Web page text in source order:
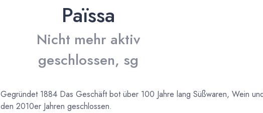
Païssa
Nicht mehr aktiv
geschlossen, sg
Gegründet 1884 Das Geschäft bot über 100 Jahre lang Süßwaren, Wein
den 2010er Jahren geschlossen.